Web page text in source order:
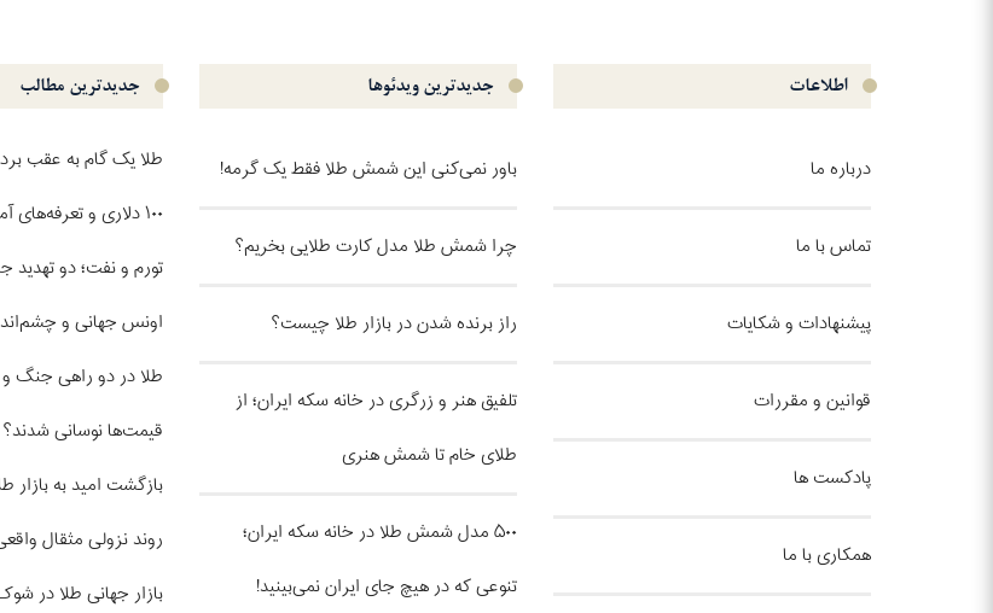
اطلاعات
درباره ما
تماس با ما
پیشنهادات و شکایات
قوانین و مقررات
پادکست ها
همکاری با ما
جدیدترین ویدئو‌ها
باور نمی‌کنی این شمش طلا فقط یک گرمه!
چرا شمش طلا مدل کارت طلایی بخریم؟
راز برنده شدن در بازار طلا چیست؟
تلفیق هنر و زرگری در خانه سکه ایران؛ از
طلای خام تا شمش هنری
۵۰۰ مدل شمش طلا در خانه سکه ایران؛
تنوعی که در هیچ جای ایران نمی‌بینید!
جدیدترین مطالب
طلا یک گام به عقب
۱۰۰ دلاری و تعرفه‌های آمریکا بر اونس
تورم و نفت؛ دو تهدید
اونس جهانی و
طلا در دو راهی جنگ و
قیمت‌ها نوسانی شدند؟
بازگشت امید به
روند نزولی مثقال
بازار جهانی طلا در